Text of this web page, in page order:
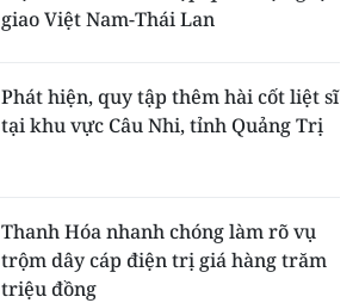
giao Việt Nam-Thái Lan
Phát hiện, quy tập thêm hài cốt liệt sĩ
tại khu vực Câu Nhi, tỉnh Quảng Trị
Thanh Hóa nhanh chóng làm rõ vụ
trộm dây cáp điện trị giá hàng trăm
triệu đồng